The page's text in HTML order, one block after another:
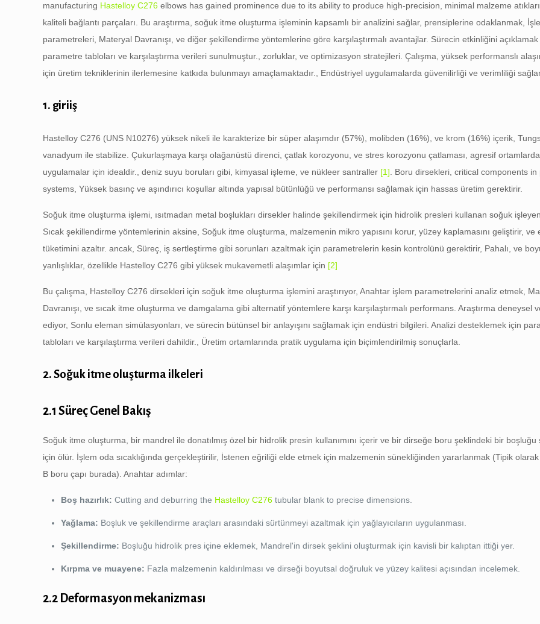
manufacturing Hastelloy C276 elbows has gained prominence due to its ability to produce high-precision, minimal malzeme
kaliteli bağlantı parçaları. Bu araştırma, soğuk itme oluşturma işleminin kapsamlı bir analizini sağlar, prensiplerine odaklanmak,
parametreleri, Materyal Davranışı, ve diğer şekillendirme yöntemlerine göre karşılaştırmalı avantajlar. Sürecin etkinliğini açıklamak
parametre tabloları ve karşılaştırma verileri sunulmuştur., zorluklar, ve optimizasyon stratejileri. Çalışma, yüksek performanslı
için üretim tekniklerinin ilerlemesine katkıda bulunmayı amaçlamaktadır., Endüstriyel uygulamalarda güvenilirliği ve verimliliği
1. giriiş
Hastelloy C276 (UNS N10276) yüksek nikeli ile karakterize bir süper alaşımdır (57%), molibden (16%), ve krom (16%) içerik,
vanadyum ile stabilize. Çukurlaşmaya karşı olağanüstü direnci, çatlak korozyonu, ve stres korozyonu çatlaması, agresif
uygulamalar için idealdir., deniz suyu boruları gibi, kimyasal işleme, ve nükleer santraller [1]. Boru dirsekleri,critical components in
systems, Yüksek basınç ve aşındırıcı koşullar altında yapısal bütünlüğü ve performansı sağlamak için hassas üretim gerektirir.
Soğuk itme oluşturma işlemi, ısıtmadan metal boşlukları dirsekler halinde şekillendirmek için hidrolik presleri kullanan soğuk
Sıcak şekillendirme yöntemlerinin aksine, Soğuk itme oluşturma, malzemenin mikro yapısını korur, yüzey kaplamasını geliştirir, ve
tüketimini azaltır. ancak, Süreç, iş sertleştirme gibi sorunları azaltmak için parametrelerin kesin kontrolünü gerektirir, Pahalı, ve
yanlışlıklar, özellikle Hastelloy C276 gibi yüksek mukavemetli alaşımlar için [2]
Bu çalışma, Hastelloy C276 dirsekleri için soğuk itme oluşturma işlemini araştırıyor, Anahtar işlem parametrelerini analiz etmek,
Davranışı, ve sıcak itme oluşturma ve damgalama gibi alternatif yöntemlere karşı karşılaştırmalı performans. Araştırma deneysel
ediyor, Sonlu eleman simülasyonları, ve sürecin bütünsel bir anlayışını sağlamak için endüstri bilgileri. Analizi desteklemek için
tabloları ve karşılaştırma verileri dahildir., Üretim ortamlarında pratik uygulama için biçimlendirilmiş sonuçlarla.
2. Soğuk itme oluşturma ilkeleri
2.1 Süreç Genel Bakış
Soğuk itme oluşturma, bir mandrel ile donatılmış özel bir hidrolik presin kullanımını içerir ve bir dirseğe boru şeklindeki bir
için ölür. İşlem oda sıcaklığında gerçekleştirilir, İstenen eğriliği elde etmek için malzemenin sünekliğinden yararlanmak (Tipik
B boru çapı burada). Anahtar adımlar:
Boş hazırlık: Cutting and deburring the Hastelloy C276 tubular blank to precise dimensions.
Yağlama: Boşluk ve şekillendirme araçları arasındaki sürtünmeyi azaltmak için yağlayıcıların uygulanması.
Şekillendirme: Boşluğu hidrolik pres içine eklemek, Mandrel'in dirsek şeklini oluşturmak için kavisli bir kalıptan ittiği yer.
Kırpma ve muayene: Fazla malzemenin kaldırılması ve dirseği boyutsal doğruluk ve yüzey kalitesi açısından incelemek.
2.2 Deformasyon mekanizması